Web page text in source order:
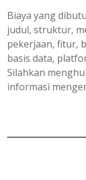
Biaya yang
judul, struktur,
pekerjaan, fitur,
basis data,
Silahkan
informasi